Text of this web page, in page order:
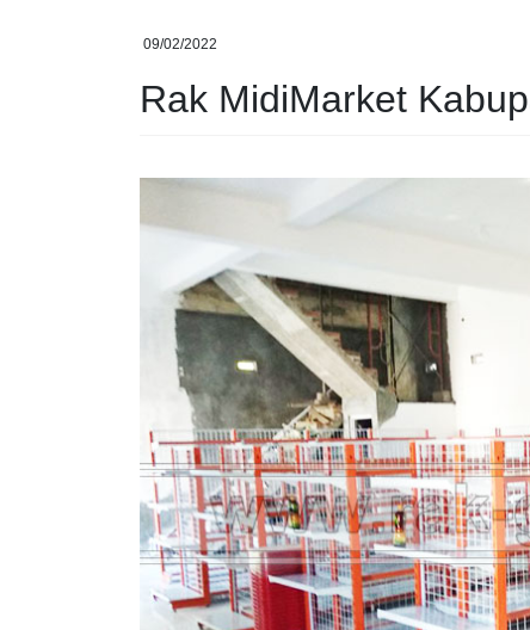
09/02/2022
Rak MidiMarket